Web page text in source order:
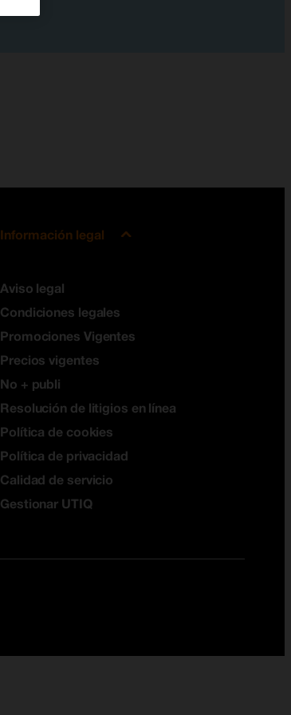
Información legal
Aviso legal
Condiciones legales
Promociones Vigentes
Precios vigentes
No + publi
Resolución de litigios en línea
Política de cookies
Política de privacidad
Calidad de servicio
Gestionar UTIQ